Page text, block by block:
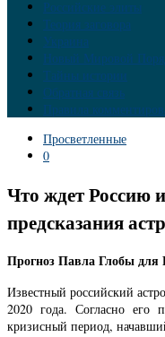
Российские элиты
Теория заговора
Украина
Новый Мировой
Тайны истории
Обратная связь
Правила
Просветленные
0
Что ждет Россию
предсказания
Прогноз Павла Глобы для
Известный российский
2020 года. Согласно его
кризисный период,